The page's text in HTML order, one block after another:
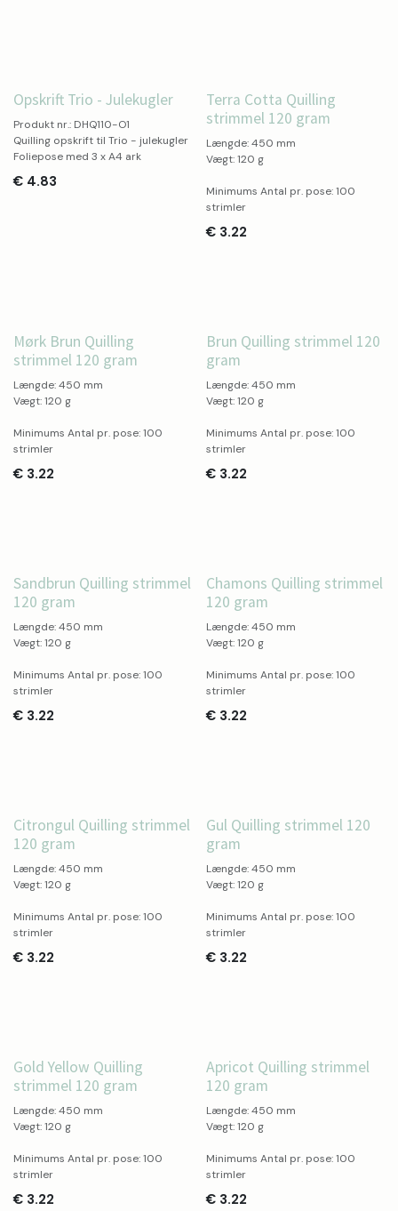
Opskrift Trio - Julekugler
Produkt nr.: DHQ110-O1
Quilling opskrift til Trio - julekugler
Foliepose med 3 x A4 ark
€ 4.83
Terra Cotta Quilling
strimmel 120 gram
Længde: 450 mm
Vægt: 120 g
Minimums Antal pr. pose: 100
strimler
€ 3.22
Mørk Brun Quilling
strimmel 120 gram
Længde: 450 mm
Vægt: 120 g
Minimums Antal pr. pose: 100
strimler
€ 3.22
Brun Quilling strimmel 120
gram
Længde: 450 mm
Vægt: 120 g
Minimums Antal pr. pose: 100
strimler
€ 3.22
Sandbrun Quilling strimmel
120 gram
Længde: 450 mm
Vægt: 120 g
Minimums Antal pr. pose: 100
strimler
€ 3.22
Chamons Quilling strimmel
120 gram
Længde: 450 mm
Vægt: 120 g
Minimums Antal pr. pose: 100
strimler
€ 3.22
Citrongul Quilling strimmel
120 gram
Længde: 450 mm
Vægt: 120 g
Minimums Antal pr. pose: 100
strimler
€ 3.22
Gul Quilling strimmel 120
gram
Længde: 450 mm
Vægt: 120 g
Minimums Antal pr. pose: 100
strimler
€ 3.22
Gold Yellow Quilling
strimmel 120 gram
Længde: 450 mm
Vægt: 120 g
Minimums Antal pr. pose: 100
strimler
€ 3.22
Apricot Quilling strimmel
120 gram
Længde: 450 mm
Vægt: 120 g
Minimums Antal pr. pose: 100
strimler
€ 3.22